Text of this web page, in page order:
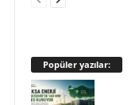
Popüler yazılar: